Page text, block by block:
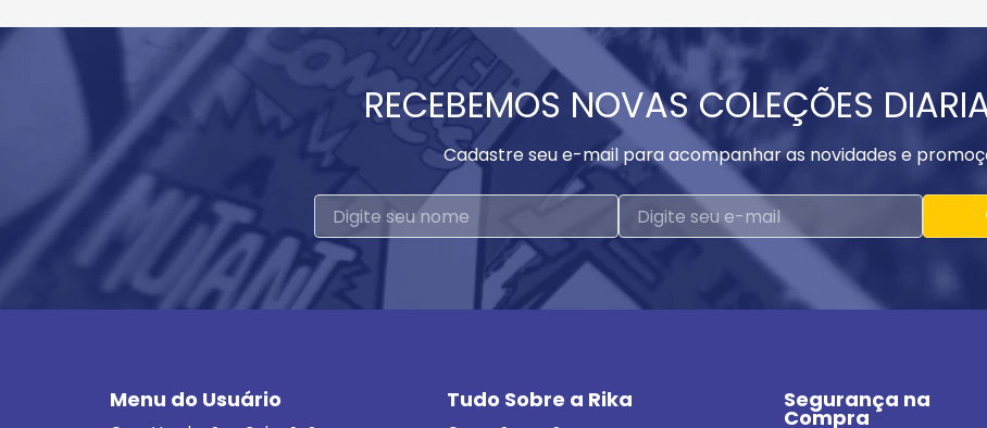
RECEBEMOS NOVAS COLEÇÕES
Cadastre seu e-mail para acompanhar as novidades e
Menu do Usuário Tudo Sobre a Rika Segurança na
Compra